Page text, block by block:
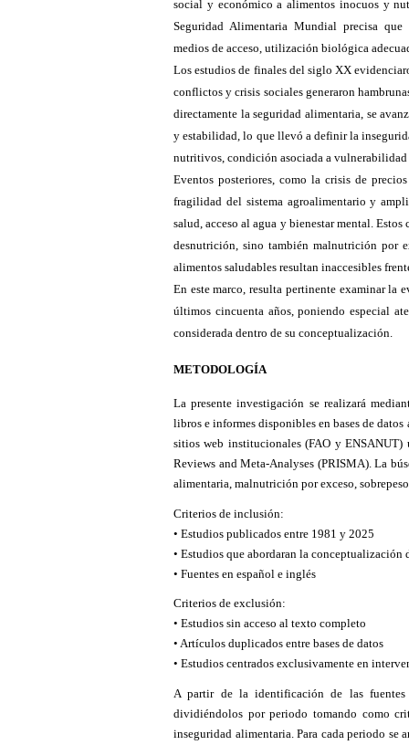
social y económico a alimentos inocuos y
Seguridad Alimentaria Mundial precisa
medios de acceso, utilización biológica
Los estudios de finales del siglo XX
conflictos y crisis sociales generaron
directamente la seguridad alimentaria, se
y estabilidad, lo que llevó a definir la
nutritivos, condición asociada a vulnerabilidad
Eventos posteriores, como la crisis de
fragilidad del sistema agroalimentario y
salud, acceso al agua y bienestar mental.
desnutrición, sino también malnutrición por
alimentos saludables resultan inaccesibles
En este marco, resulta pertinente examinar
últimos cincuenta años, poniendo especial
considerada dentro de su conceptualización.
METODOLOGÍA
La presente investigación se realizará
libros e informes disponibles en bases de
sitios web institucionales (FAO y
Reviews and Meta-Analyses (PRISMA). La
alimentaria, malnutrición por exceso,
Criterios de inclusión:
• Estudios publicados entre 1981 y 2025
• Estudios que abordaran la
• Fuentes en español e inglés
Criterios de exclusión:
• Estudios sin acceso al texto completo
• Artículos duplicados entre bases de datos
• Estudios centrados exclusivamente en
A partir de la identificación de las fuentes
dividiéndolos por periodo tomando como
inseguridad alimentaria. Para cada periodo se